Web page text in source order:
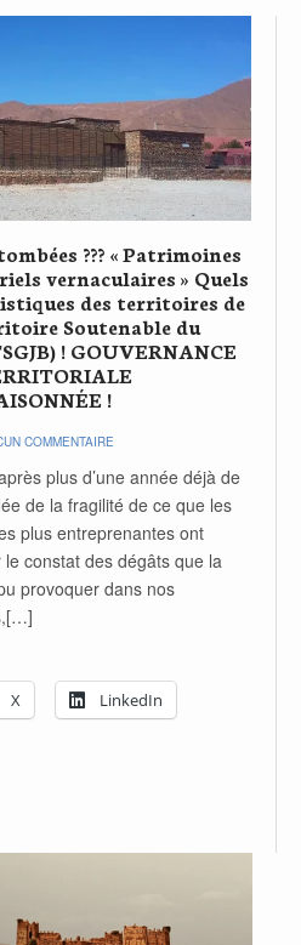
??? « Patrimoines
vernaculaires » Quels
des territoires de
Soutenable du
! GOUVERNANCE
!
COMMENTAIRE
plus d’une année déjà de
de la fragilité de ce que les
plus entreprenantes ont
constat des dégâts que la
provoquer dans nos
X LinkedIn